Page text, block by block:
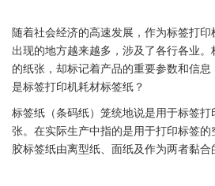
随着社会经济的高速发展，作为标签打印
出现的地方越来越多，涉及了各行各业。
的纸张，却标记着产品的重要参数和信
是标签打印机耗材标签纸？
标签纸（条码纸）笼统地说是用于标签打
张。在实际生产中指的是用于打印标签的
胶标签纸由离型纸、面纸及作为两者黏合